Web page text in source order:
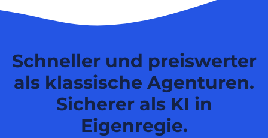
Schneller und preiswerter
als klassische Agenturen.
Sicherer als KI in
Eigenregie.